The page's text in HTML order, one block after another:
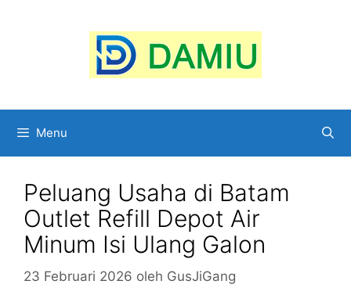
Menu
Peluang Usaha di Batam
Outlet Refill Depot Air
Minum Isi Ulang Galon
23 Februari 2026 oleh GusJiGang